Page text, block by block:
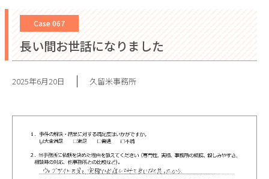
Case 067
長い間お世話になりました
2025年6月20日 久留米事務所